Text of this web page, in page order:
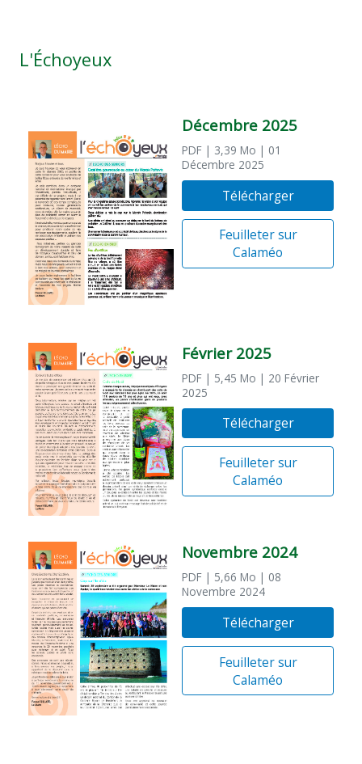
L'Échoyeux
Décembre 2025
PDF | 3,39 Mo | 01
Décembre 2025
Télécharger
Feuilleter sur
Calaméo
Février 2025
PDF | 5,45 Mo | 20 Février
2025
Télécharger
Feuilleter sur
Calaméo
Novembre 2024
PDF | 5,66 Mo | 08
Novembre 2024
Télécharger
Feuilleter sur
Calaméo